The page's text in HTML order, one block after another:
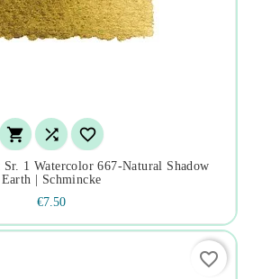
  
Sr. 1 Watercolor 667-Natural Shadow
Earth | Schmincke
€7.50
favorite_border